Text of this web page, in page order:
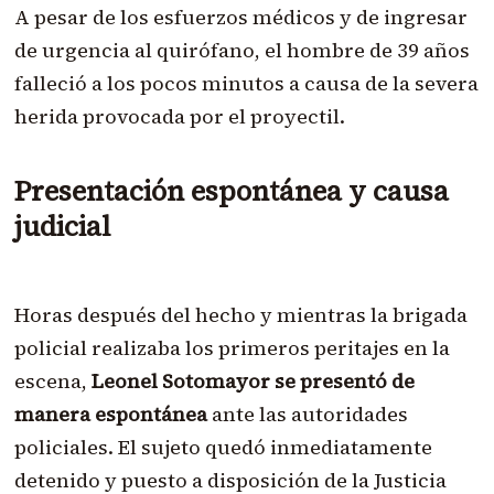
A pesar de los esfuerzos médicos y de ingresar
de urgencia al quirófano, el hombre de 39 años
falleció a los pocos minutos a causa de la severa
herida provocada por el proyectil.
Presentación espontánea y causa
judicial
Horas después del hecho y mientras la brigada
policial realizaba los primeros peritajes en la
escena, Leonel Sotomayor se presentó de
manera espontáneaante las autoridades
policiales. El sujeto quedó inmediatamente
detenido y puesto a disposición de la Justicia